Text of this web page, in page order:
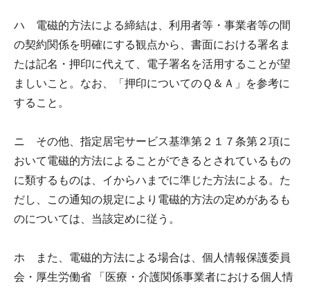
ハ 電磁的方法による締結は、利用者等・事業者等の間
の契約関係を明確にする観点から、書面における署名ま
たは記名・押印に代えて、電子署名を活用することが望
ましいこと。なお、「押印についてのＱ＆Ａ」を参考に
すること。
ニ その他、指定居宅サービス基準第２１７条第２項に
おいて電磁的方法によることができるとされているもの
に類するものは、イからハまでに準じた方法による。た
だし、この通知の規定により電磁的方法の定めがあるも
のについては、当該定めに従う。
ホ また、電磁的方法による場合は、個人情報保護委員
会・厚生労働省 「医療・介護関係事業者における個人情